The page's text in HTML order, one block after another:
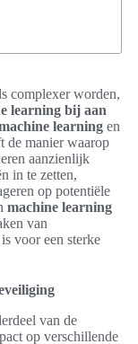
complexer worden,
learning bij aan
learning en
de manier waarop
aanzienlijk
in te zetten,
op potentiële
machine learning
van
voor een sterke
van de
op verschillende